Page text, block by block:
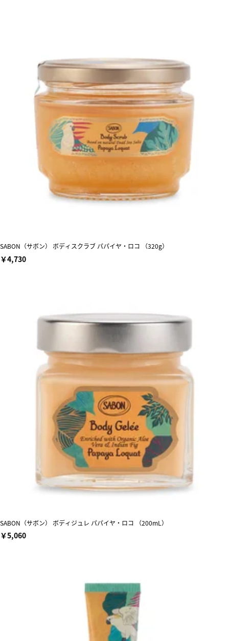
SABON（サボン） ボディスクラブ パパイヤ・ロコ （320g）
￥4,730
SABON（サボン） ボディジュレ パパイヤ・ロコ （200mL）
￥5,060